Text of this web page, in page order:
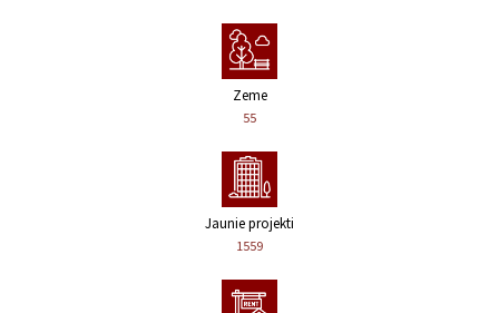
Zeme
55
Jaunie projekti
1559